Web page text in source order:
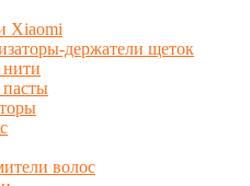
Xiaomi
держатели щеток
волос